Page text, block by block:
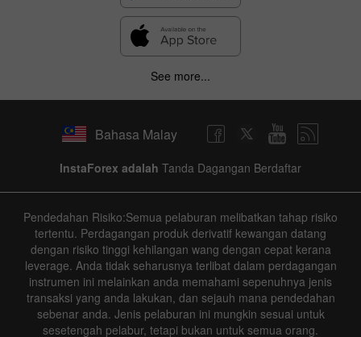
9 August 2025 - 9 August 2026
4 years| Actual
Data not found
Details about the event
History
See more...
Bahasa Malay
InstaForex adalah Tanda Dagangan Berdaftar
Pendedahan Risiko:Semua pelaburan melibatkan tahap risiko
tertentu. Perdagangan produk derivatif kewangan datang
dengan risiko tinggi kehilangan wang dengan cepat kerana
leverage. Anda tidak seharusnya terlibat dalam perdagangan
instrumen ini melainkan anda memahami sepenuhnya jenis
transaksi yang anda lakukan, dan sejauh mana pendedahan
sebenar anda. Jenis pelaburan ini mungkin sesuai untuk
sesetengah pelabur, tetapi bukan untuk semua orang.